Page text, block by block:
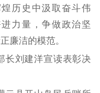
历史中汲取奋斗伟
力量，争做政治坚
廉洁的模范。
刘建洋宣读表彰决